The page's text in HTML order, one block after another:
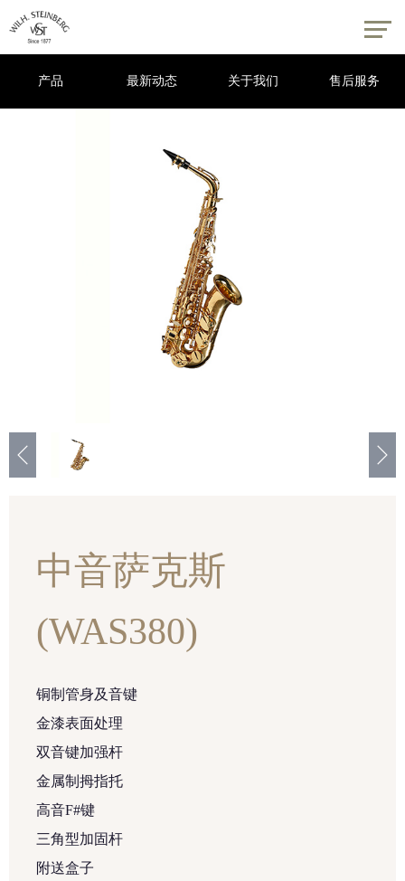
产品
木管乐器 铜管乐器
最新动态 关于我们 售后服务
中音萨克斯
(WAS380)
铜制管身及音键
金漆表面处理
双音键加强杆
金属制拇指托
高音F#键
三角型加固杆
附送盒子